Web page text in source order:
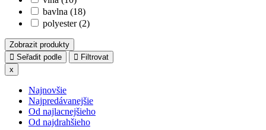
bavlna (18)
polyester (2)
Zobrazit produkty
Seřadit podle
Filtrovat
x
Najnovšie
Najpredávanejšie
Od najlacnejšieho
Od najdrahšieho